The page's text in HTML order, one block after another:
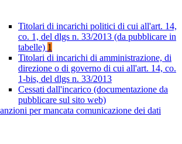
Titolari di incarichi politici di cui all'art. 14,
co. 1, del dlgs n. 33/2013 (da pubblicare in
tabelle) 1
Titolari di incarichi di amministrazione, di
direzione o di governo di cui all'art. 14, co.
1-bis, del dlgs n. 33/2013
Cessati dall'incarico (documentazione da
pubblicare sul sito web)
per mancata comunicazione dei dati